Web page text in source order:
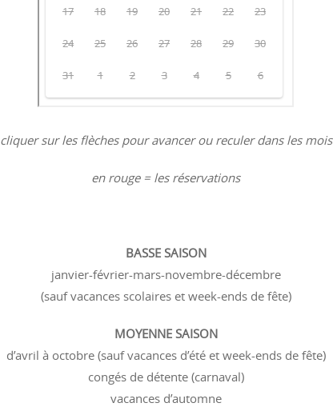
cliquer sur les flèches pour avancer ou reculer dans les mois
en rouge = les réservations
BASSE SAISON
janvier-février-mars-novembre-décembre
(sauf vacances scolaires et week-ends de fête)
MOYENNE SAISON
d’avril à octobre (sauf vacances d’été et week-ends de fête)
congés de détente (carnaval)
vacances d’automne